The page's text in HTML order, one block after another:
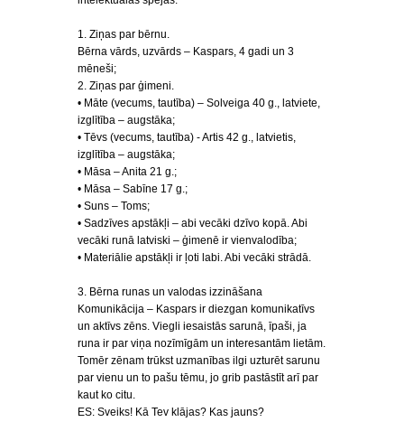
1. Ziņas par bērnu.
Bērna vārds, uzvārds – Kaspars, 4 gadi un 3
mēneši;
2. Ziņas par ģimeni.
• Māte (vecums, tautība) – Solveiga 40 g., latviete,
izglītība – augstāka;
• Tēvs (vecums, tautība) - Artis 42 g., latvietis,
izglītība – augstāka;
• Māsa – Anita 21 g.;
• Māsa – Sabīne 17 g.;
• Suns – Toms;
• Sadzīves apstākļi – abi vecāki dzīvo kopā. Abi
vecāki runā latviski – ģimenē ir vienvalodība;
• Materiālie apstākļi ir ļoti labi. Abi vecāki strādā.
3. Bērna runas un valodas izzināšana
Komunikācija – Kaspars ir diezgan komunikatīvs
un aktīvs zēns. Viegli iesaistās sarunā, īpaši, ja
runa ir par viņa nozīmīgām un interesantām lietām.
Tomēr zēnam trūkst uzmanības ilgi uzturēt sarunu
par vienu un to pašu tēmu, jo grib pastāstīt arī par
kaut ko citu.
ES: Sveiks! Kā Tev klājas? Kas jauns?